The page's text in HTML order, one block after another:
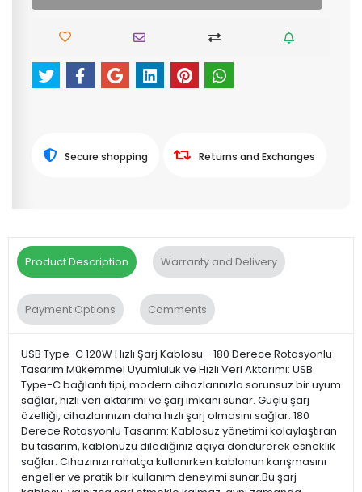
Secure shopping Returns and Exchanges
Product Description Warranty and Delivery
Payment Options Comments
USB Type-C 120W Hızlı Şarj Kablosu - 180 Derece Rotasyonlu
Tasarım Mükemmel Uyumluluk ve Hızlı Veri Aktarımı: USB
Type-C bağlantı tipi, modern cihazlarınızla sorunsuz bir uyum
sağlar, hızlı veri aktarımı ve şarj imkanı sunar. Güçlü şarj
özelliği, cihazlarınızın daha hızlı şarj olmasını sağlar. 180
Derece Rotasyonlu Tasarım: Kablosuz yönetimi kolaylaştıran
bu tasarım, kablonuzu dilediğiniz açıya döndürerek esneklik
sağlar. Cihazınızı rahatça kullanırken kablonun karışmasını
engeller ve pratik bir kullanım deneyimi sunar.Bu şarj